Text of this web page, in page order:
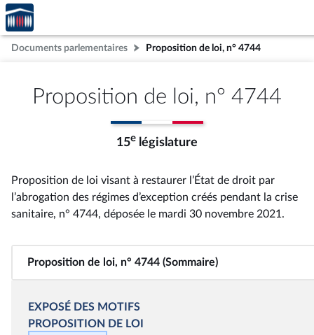
Aller au contenu
Aller en bas de la page
Accèder
à la
page
d'accueil
Documents parlementaires Proposition de loi, n° 4744
Proposition de loi, n° 4744
15e législature
Proposition de loi visant à restaurer l’État de droit par
l’abrogation des régimes d’exception créés pendant la crise
sanitaire, n° 4744, déposée le mardi 30 novembre 2021 .
Proposition de loi, n° 4744 (Sommaire)
EXPOSÉ DES MOTIFS
PROPOSITION DE LOI